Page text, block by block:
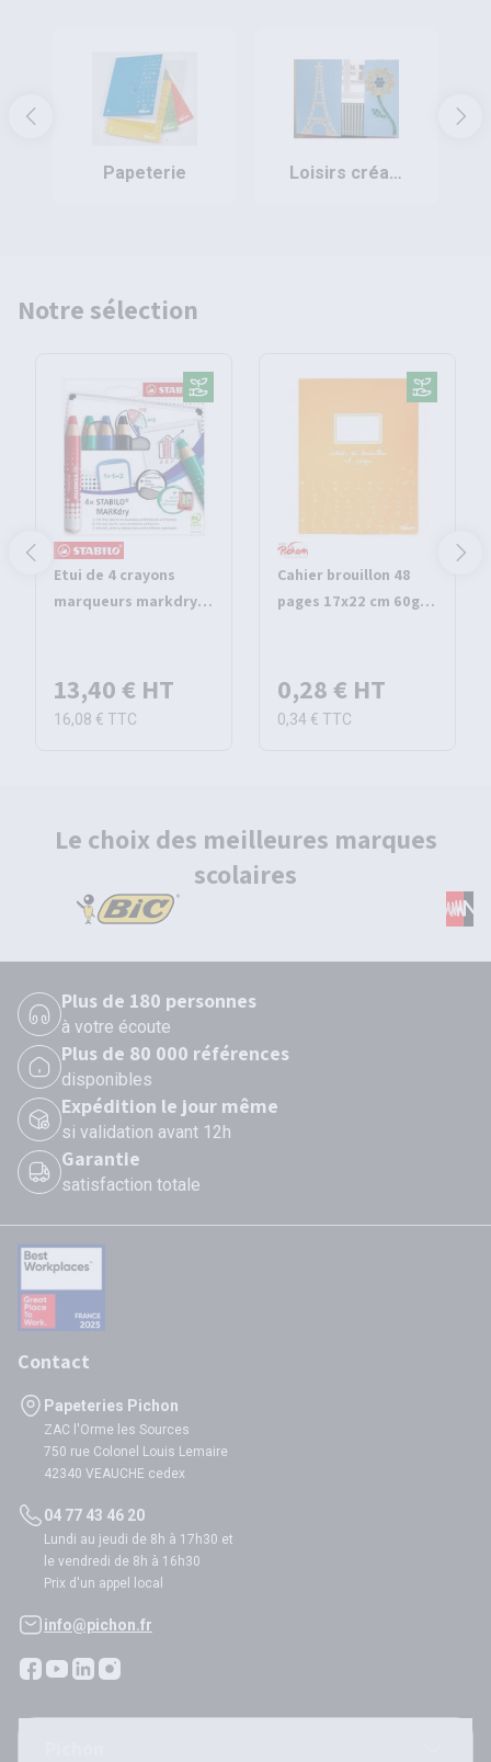
papeterie loisirs créatifs
Notre sélection
Etui de 4 crayons
marqueurs markdry -
13,40 € HT
16,08 € TTC
Cahier brouillon 48
pages 17x22 cm 60g
0,28 € HT
0,34 € TTC
Le choix des meilleures marques
scolaires
Plus de 180 personnes
à votre écoute
Plus de 80 000 références
disponibles
Expédition le jour même
si validation avant 12h
Garantie
satisfaction totale
Contact
Papeteries Pichon
ZAC l'Orme les Sources
750 rue Colonel Louis Lemaire
42340 VEAUCHE cedex
04 77 43 46 20
Lundi au jeudi de 8h à 17h30 et
le vendredi de 8h à 16h30
Prix d'un appel local
info@pichon.fr